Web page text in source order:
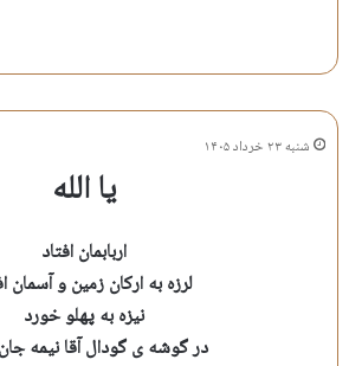
شنبه ۲۳ خرداد ۱۴۰۵
یا الله
اربابمان افتاد
لرزه به ارکان زمین و آسمان
نیزه به پهلو خورد
در گوشه ی گودال آقا نیمه جان